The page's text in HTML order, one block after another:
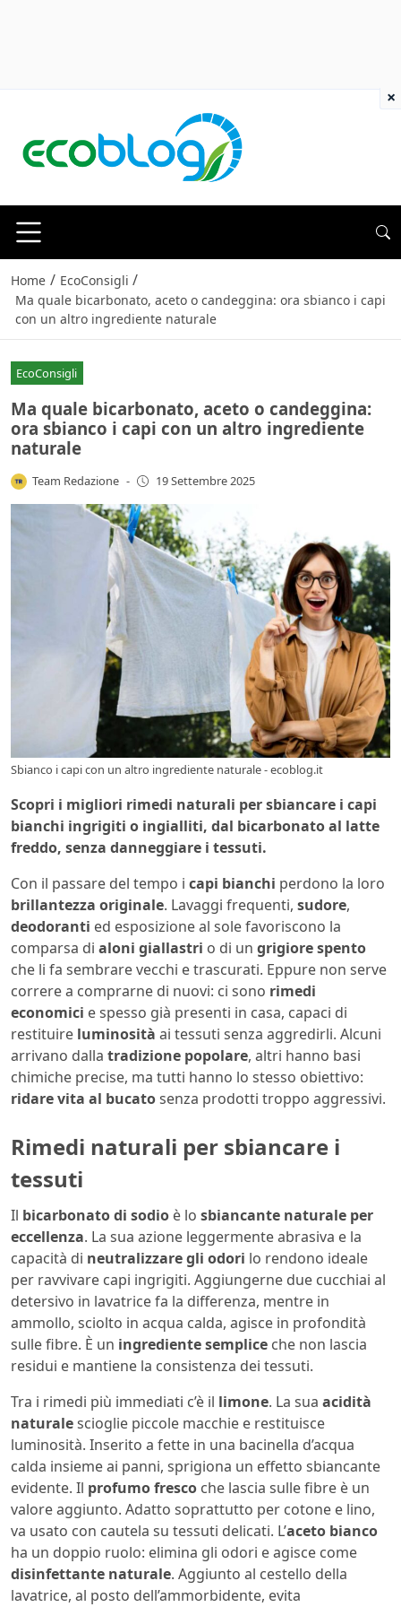
Home / EcoConsigli /
Ma quale bicarbonato, aceto o candeggina: ora sbianco i capi
con un altro ingrediente naturale
EcoConsigli
Ma quale bicarbonato, aceto o candeggina:
ora sbianco i capi con un altro ingrediente
naturale
Team Redazione - 19 Settembre 2025
Sbianco i capi con un altro ingrediente naturale - ecoblog.it
Scopri i migliori rimedi naturali per sbiancare i capi
bianchi ingrigiti o ingialliti, dal bicarbonato al latte
freddo, senza danneggiare i tessuti.
Con il passare del tempo i capi bianchi perdono la loro
brillantezza originale. Lavaggi frequenti, sudore,
deodoranti ed esposizione al sole favoriscono la
comparsa di aloni giallastri o di un grigiore spento
che li fa sembrare vecchi e trascurati. Eppure non serve
correre a comprarne di nuovi: ci sono rimedi
economici e spesso già presenti in casa, capaci di
restituire luminosità ai tessuti senza aggredirli. Alcuni
arrivano dalla tradizione popolare, altri hanno basi
chimiche precise, ma tutti hanno lo stesso obiettivo:
ridare vita al bucatosenza prodotti troppo aggressivi.
Rimedi naturali per sbiancare i
tessuti
Il bicarbonato di sodio è lo sbiancante naturale per
eccellenza. La sua azione leggermente abrasiva e la
capacità di neutralizzare gli odori lo rendono ideale
per ravvivare capi ingrigiti. Aggiungerne due cucchiai al
detersivo in lavatrice fa la differenza, mentre in
ammollo, sciolto in acqua calda, agisce in profondità
sulle fibre. È un ingrediente semplice che non lascia
residui e mantiene la consistenza dei tessuti.
Tra i rimedi più immediati c’è il limone. La sua acidità
naturalescioglie piccole macchie e restituisce
luminosità. Inserito a fette in una bacinella d’acqua
calda insieme ai panni, sprigiona un effetto sbiancante
evidente. Il profumo fresco che lascia sulle fibre è un
valore aggiunto. Adatto soprattutto per cotone e lino,
va usato con cautela su tessuti delicati. L’aceto bianco
ha un doppio ruolo: elimina gli odori e agisce come
disinfettante naturale. Aggiunto al cestello della
lavatrice, al posto dell’ammorbidente, evita
×